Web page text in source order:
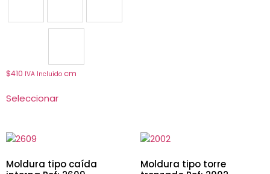
$410 IVA Incluido cm
Seleccionar
Moldura tipo caída
Moldura tipo torre